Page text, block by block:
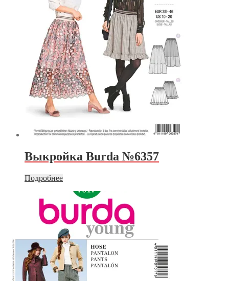
Выкройка Burda №6357
Подробнее